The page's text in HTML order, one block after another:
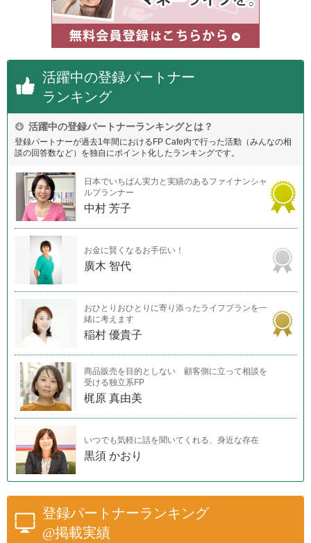
活躍中の登録パートナー
ランキング
活躍中の登録パートナーランキングとは？
登録パートナーが過去1年間におけるFP Cafe内で行った活動（みんなの相
談の回答数など）を独自にポイント化したランキングです。
日本でいちばん実力と実績のあるファイナンシャ
ルプランナー
中村 芳子
お金に賢くなるお手伝い！
廣木 智代
おひとりおひとりに寄り添ったライフプランを一
緒に考えます
稲村 優貴子
商品販売を目的としない 顧客側に立って相談を
受ける独立系FP
梶原 真由美
いつでも気軽に話を聞いてくれる、身近な存在
黒須 かおり
登録パートナーランキング
@掲載実績